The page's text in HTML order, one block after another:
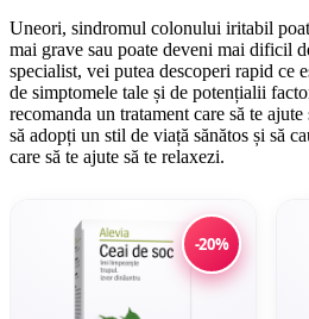
Uneori, sindromul colonului iritabil
mai grave sau poate deveni mai dificil
specialist, vei putea descoperi rapid ce
de simptomele tale și de potențialii
recomanda un tratament care să te
să adopți un stil de viață sănătos și să
care să te ajute să te relaxezi.
-20%